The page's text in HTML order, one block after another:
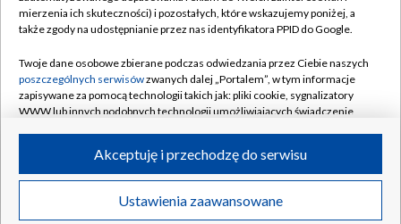
Naziemna Telewizja Cyfrowa
Rada Programowa
System NOS
Informacje o nadawcy
Program dla prasy
Ogłoszenie przetargowe
Pomoc
Kontakt
Kanały
©2026 Telewizja Polska S.A. w likwidacji
mierzenia ich skuteczności) i pozostałych, które wskazujemy poniżej, a
także zgody na udostępnianie przez nas identyfikatora PPID do Google.
Twoje dane osobowe zbierane podczas odwiedzania przez Ciebie naszych
poszczególnych serwisówzwanych dalej „Portalem”, w tym informacje
zapisywane za pomocą technologii takich jak: pliki cookie, sygnalizatory
WWW lub innych podobnych technologii umożliwiających świadczenie
ruchu w Internecie.
Twoje dane osobowe zbierane podczas odwiedzania przez Ciebie
poszczególnych serwisówna Portalu, takie jak adresy IP, identyfikatory
Ustawienia zaawansowane
Akceptuję i przechodzę do serwisu